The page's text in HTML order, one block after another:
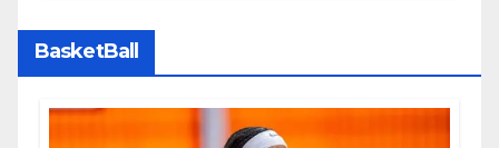
BasketBall